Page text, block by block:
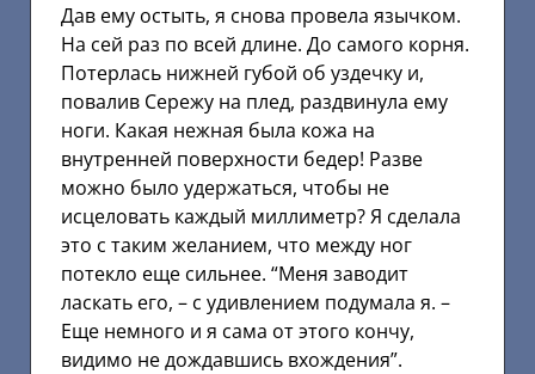
Дав ему остыть, я снова провела язычком.
На сей раз по всей длине. До самого корня.
Потерлась нижней губой об уздечку и,
повалив Сережу на плед, раздвинула ему
ноги. Какая нежная была кожа на
внутренней поверхности бедер! Разве
можно было удержаться, чтобы не
исцеловать каждый миллиметр? Я сделала
это с таким желанием, что между ног
потекло еще сильнее. “Меня заводит
ласкать его, – с удивлением подумала я. –
Еще немного и я сама от этого кончу,
видимо не дождавшись вхождения”.